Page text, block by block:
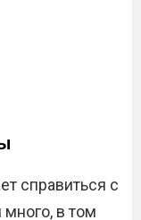
справиться с
в том